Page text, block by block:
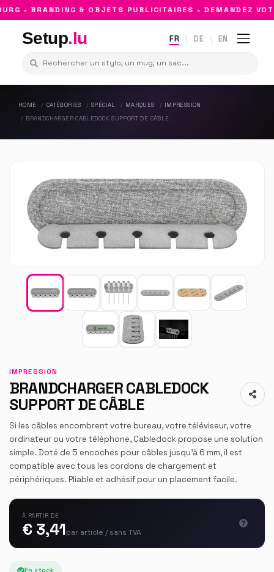
• BRANDING & OBJETS PUBLICITAIRES • DEMANDEZ
Setup.lu FR DE EN
HOME CATÉGORIES SPÉCIAL MARQUES
IMPRESSION
BRANDCHARGER CABLEDOCK SUPPORT DE CÂBLE
IMPRESSION
BRANDCHARGER CABLEDOCK
SUPPORT DE CÂBLE
Si les câbles encombrent votre bureau, votre téléviseur, votre
ordinateur ou votre téléphone, Cabledock propose une solution
simple. Doté de 5 encoches pour câbles jusqu'à 6 mm, il est
compatible avec tous les cordons de chargement et
périphériques. Pliable et adhésif pour un placement facile.
À PARTIR DE
€ 3,41par article / sans TVA
En stock